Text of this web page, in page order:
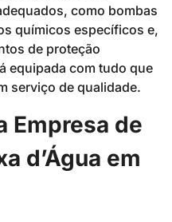
como bombas
químicos específicos e,
de proteção
equipada com tudo que
serviço de qualidade.
Empresa de
d’Água em